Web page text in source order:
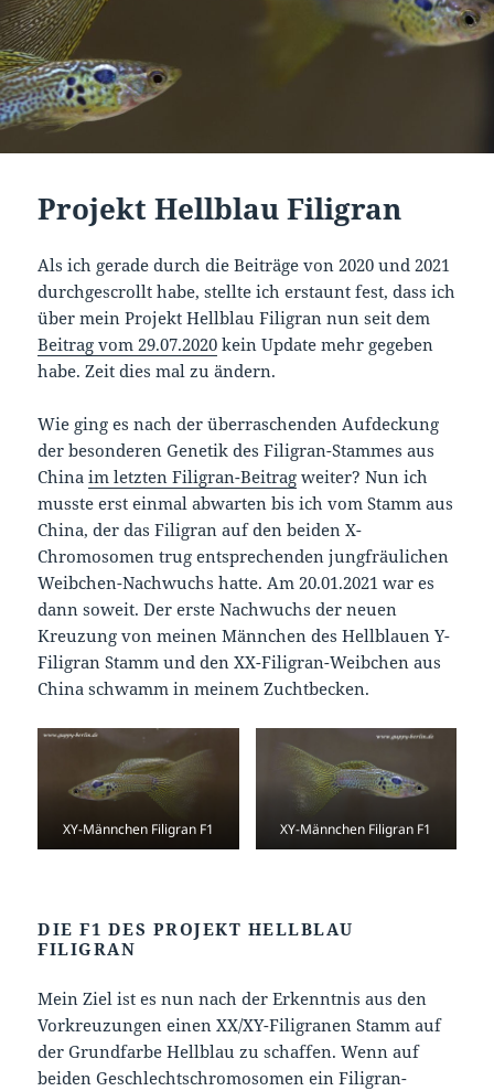
Projekt Hellblau Filigran
Als ich gerade durch die Beiträge von 2020 und 2021
durchgescrollt habe, stellte ich erstaunt fest, dass ich
über mein Projekt Hellblau Filigran nun seit dem
Beitrag vom 29.07.2020 kein Update mehr gegeben
habe. Zeit dies mal zu ändern.
Wie ging es nach der überraschenden Aufdeckung
der besonderen Genetik des Filigran-Stammes aus
Chinaim letzten Filigran-Beitrag weiter? Nun ich
musste erst einmal abwarten bis ich vom Stamm aus
China, der das Filigran auf den beiden X-
Chromosomen trug entsprechenden jungfräulichen
Weibchen-Nachwuchs hatte. Am 20.01.2021 war es
dann soweit. Der erste Nachwuchs der neuen
Kreuzung von meinen Männchen des Hellblauen Y-
Filigran Stamm und den XX-Filigran-Weibchen aus
China schwamm in meinem Zuchtbecken.
XY-Männchen Filigran F1 XY-Männchen Filigran F1
DIE F1 DES PROJEKT HELLBLAU
FILIGRAN
Mein Ziel ist es nun nach der Erkenntnis aus den
Vorkreuzungen einen XX/XY-Filigranen Stamm auf
der Grundfarbe Hellblau zu schaffen. Wenn auf
beiden Geschlechtschromosomen ein Filigran-